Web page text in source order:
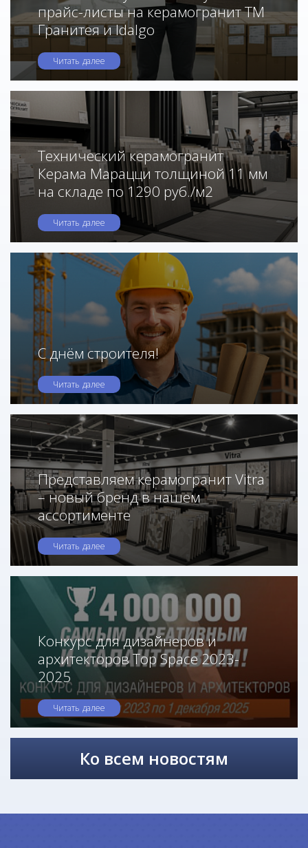
прайс-листы на керамогранит ТМ
Гранитея и Idalgo
Читать далее
Технический керамогранит
Керама Марацци толщиной 11 мм
на складе по 1290 руб./м2
Читать далее
С днём строителя!
Читать далее
Представляем керамогранит Vitra
– новый бренд в нашем
ассортименте
Читать далее
Конкурс для дизайнеров и
архитекторов Top Space 2023-
2025
Читать далее
Ко всем новостям